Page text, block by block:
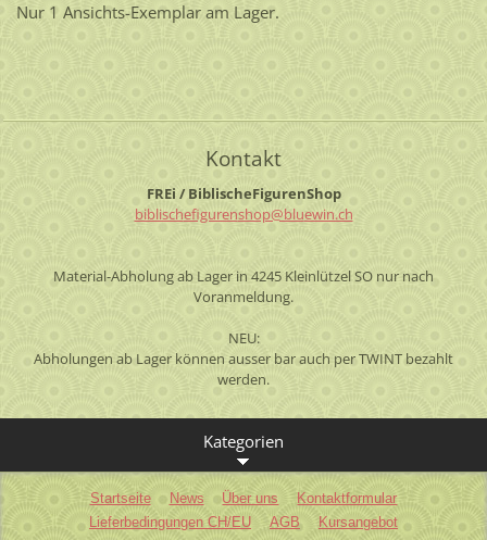
Nur 1 Ansichts-Exemplar am Lager.
Kontakt
FREi / BiblischeFigurenShop
biblischefigurenshop@bluewin.ch
Material-Abholung ab Lager in 4245 Kleinlützel SO nur nach
Voranmeldung.
NEU:
Abholungen ab Lager können ausser bar auch per TWINT bezahlt
werden.
Kategorien
Startseite News Über uns
Kontaktformular
Lieferbedingungen CH/EU
AGB
Kursangebot